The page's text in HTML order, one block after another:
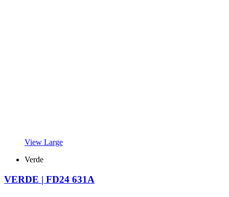
View Large
Verde
VERDE | FD24 631A